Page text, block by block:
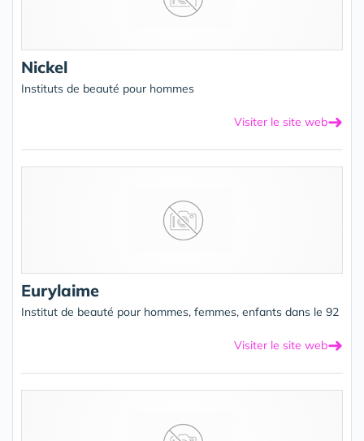
Nickel
Instituts de beauté pour hommes
Visiter le site web➜
Eurylaime
Institut de beauté pour hommes, femmes, enfants dans le 92
Visiter le site web➜